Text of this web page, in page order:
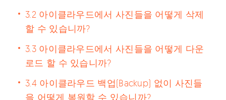
3.2 아이클라우드에서 사진들을 어떻게 삭제
할 수 있습니까?
3.3 아이클라우드에서 사진들을 어떻게 다운
로드 할 수 있습니까?
3.4 아이클라우드 백업(Backup) 없이 사진들
을 어떻게 복원할 수 있습니까?